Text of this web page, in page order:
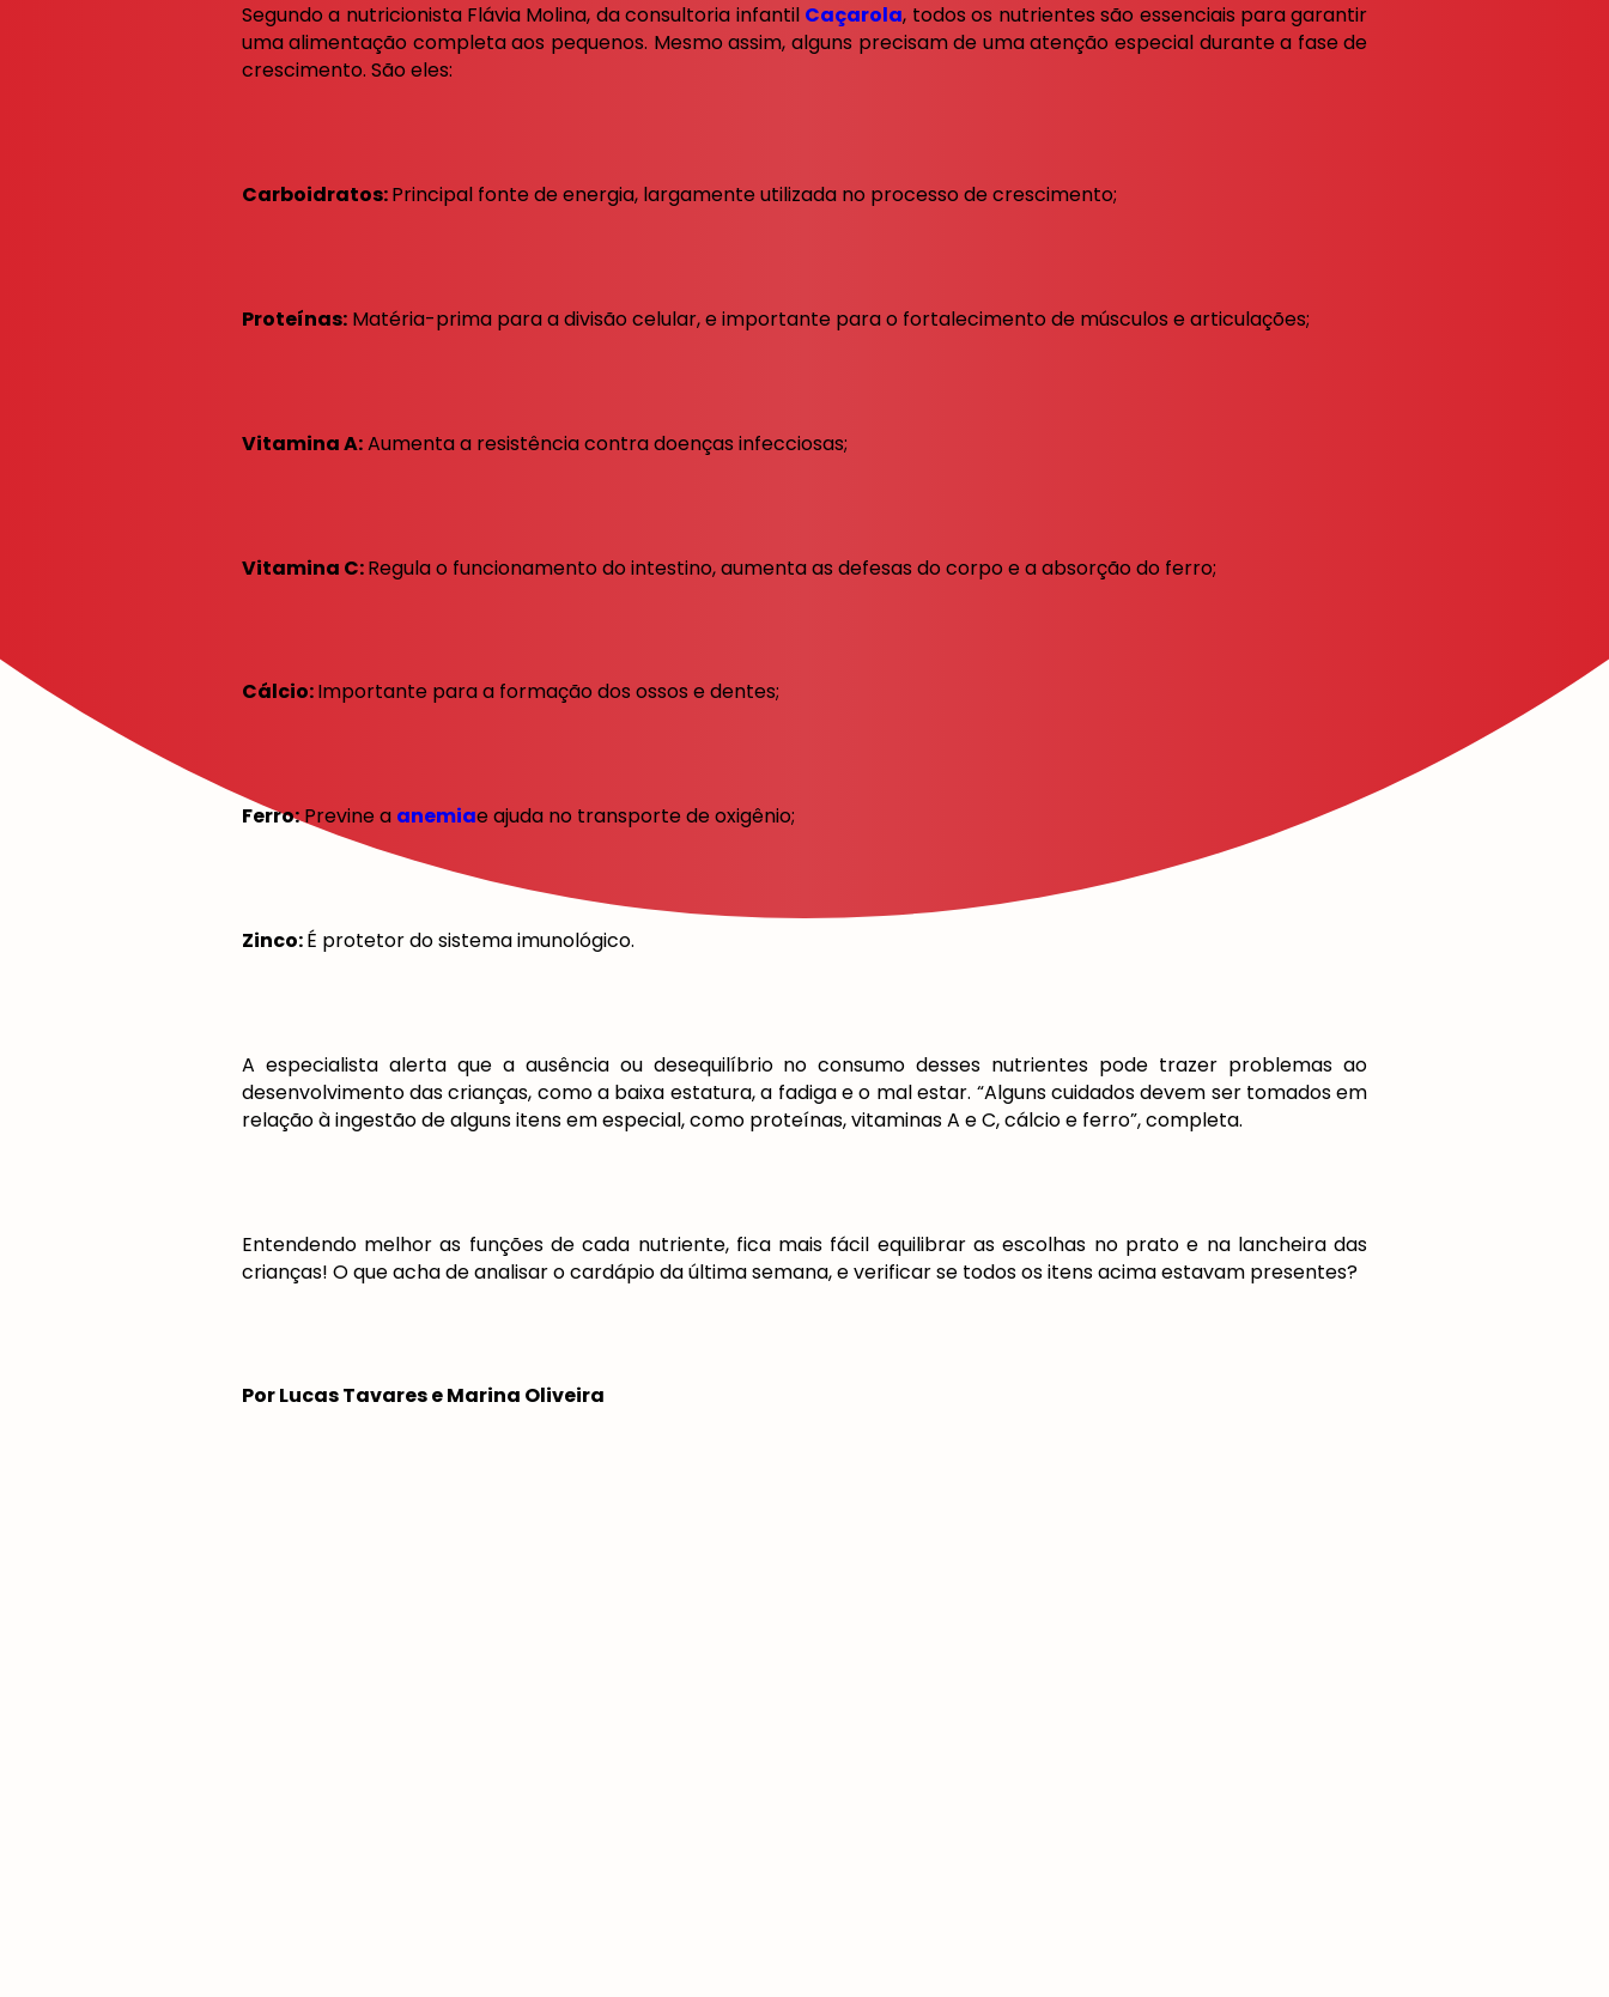
Segundo a nutricionista Flávia Molina, da consultoria infantil Caçarola, todos os nutrientes são essenciais para garantir
uma alimentação completa aos pequenos. Mesmo assim, alguns precisam de uma atenção especial durante a fase de
crescimento. São eles:
Carboidratos:Principal fonte de energia, largamente utilizada no processo de crescimento;
Proteínas:Matéria-prima para a divisão celular, e importante para o fortalecimento de músculos e articulações;
Vitamina A:Aumenta a resistência contra doenças infecciosas;
Vitamina C:Regula o funcionamento do intestino, aumenta as defesas do corpo e a absorção do ferro;
Cálcio:Importante para a formação dos ossos e dentes;
Ferro:Previne a anemiae ajuda no transporte de oxigênio;
Zinco:É protetor do sistema imunológico.
A especialista alerta que a ausência ou desequilíbrio no consumo desses nutrientes pode trazer problemas ao
desenvolvimento das crianças, como a baixa estatura, a fadiga e o mal estar. “Alguns cuidados devem ser tomados em
relação à ingestão de alguns itens em especial, como proteínas, vitaminas A e C, cálcio e ferro”, completa.
Entendendo melhor as funções de cada nutriente, fica mais fácil equilibrar as escolhas no prato e na lancheira das
crianças! O que acha de analisar o cardápio da última semana, e verificar se todos os itens acima estavam presentes?
Por Lucas Tavares e Marina Oliveira